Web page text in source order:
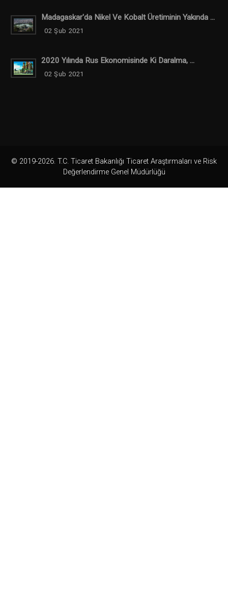
Madagaskar'da Nikel Ve Kobalt Üretiminin Yakında ...
02 Şub 2021
2020 Yılında Rus Ekonomisinde Ki Daralma, ...
02 Şub 2021
© 2019-2026. T.C. Ticaret Bakanlığı Ticaret Araştırmaları ve Risk
Değerlendirme Genel Müdürlüğü